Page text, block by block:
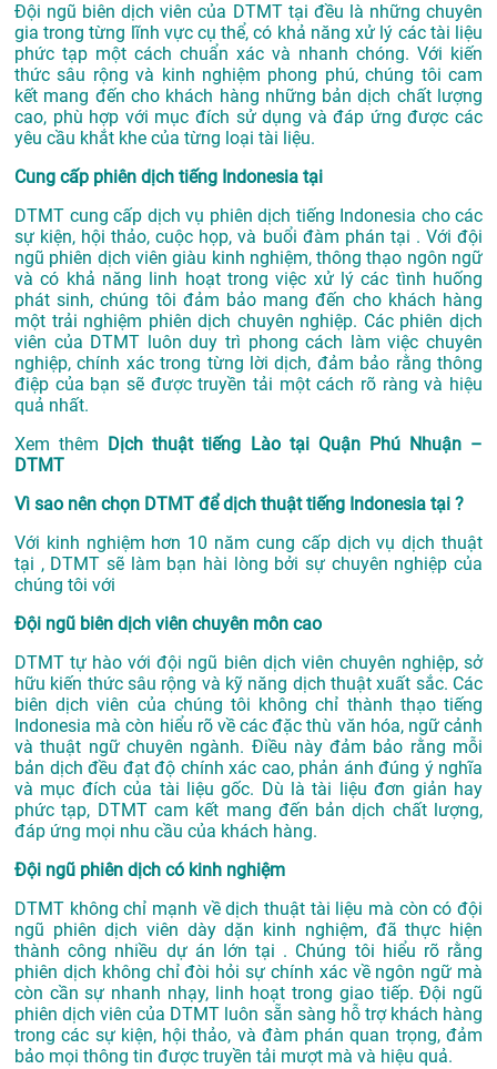
Đội ngũ biên dịch viên của DTMT tại đều là những chuyên
gia trong từng lĩnh vực cụ thể, có khả năng xử lý các tài liệu
phức tạp một cách chuẩn xác và nhanh chóng. Với kiến
thức sâu rộng và kinh nghiệm phong phú, chúng tôi cam
kết mang đến cho khách hàng những bản dịch chất lượng
cao, phù hợp với mục đích sử dụng và đáp ứng được các
yêu cầu khắt khe của từng loại tài liệu.
Cung cấp phiên dịch tiếng Indonesia tại
DTMT cung cấp dịch vụ phiên dịch tiếng Indonesia cho các
sự kiện, hội thảo, cuộc họp, và buổi đàm phán tại . Với đội
ngũ phiên dịch viên giàu kinh nghiệm, thông thạo ngôn ngữ
và có khả năng linh hoạt trong việc xử lý các tình huống
phát sinh, chúng tôi đảm bảo mang đến cho khách hàng
một trải nghiệm phiên dịch chuyên nghiệp. Các phiên dịch
viên của DTMT luôn duy trì phong cách làm việc chuyên
nghiệp, chính xác trong từng lời dịch, đảm bảo rằng thông
điệp của bạn sẽ được truyền tải một cách rõ ràng và hiệu
quả nhất.
Xem thêm
Dịch thuật tiếng Lào tại Quận Phú Nhuận –
DTMT
Vì sao nên chọn DTMT để dịch thuật tiếng Indonesia tại ?
Với kinh nghiệm hơn 10 năm cung cấp dịch vụdịch thuật
tại , DTMT sẽ làm bạn hài lòng bởi sự chuyên nghiệp của
chúng tôi với
Đội ngũ biên dịch viên chuyên môn cao
DTMT tự hào với đội ngũ biên dịch viên chuyên nghiệp, sở
hữu kiến thức sâu rộng và kỹ năng dịch thuật xuất sắc. Các
biên dịch viên của chúng tôi không chỉ thành thạo tiếng
Indonesia mà còn hiểu rõ về các đặc thù văn hóa, ngữ cảnh
và thuật ngữ chuyên ngành. Điều này đảm bảo rằng mỗi
bản dịch đều đạt độ chính xác cao, phản ánh đúng ý nghĩa
và mục đích của tài liệu gốc. Dù là tài liệu đơn giản hay
phức tạp, DTMT cam kết mang đến bản dịch chất lượng,
đáp ứng mọi nhu cầu của khách hàng.
Đội ngũ phiên dịch có kinh nghiệm
DTMT không chỉ mạnh về dịch thuật tài liệu mà còn có đội
ngũ phiên dịch viên dày dặn kinh nghiệm, đã thực hiện
thành công nhiều dự án lớn tại . Chúng tôi hiểu rõ rằng
phiên dịch không chỉ đòi hỏi sự chính xác về ngôn ngữ mà
còn cần sự nhanh nhạy, linh hoạt trong giao tiếp. Đội ngũ
phiên dịch viên của DTMT luôn sẵn sàng hỗ trợ khách hàng
trong các sự kiện, hội thảo, và đàm phán quan trọng, đảm
bảo mọi thông tin được truyền tải mượt mà và hiệu quả.